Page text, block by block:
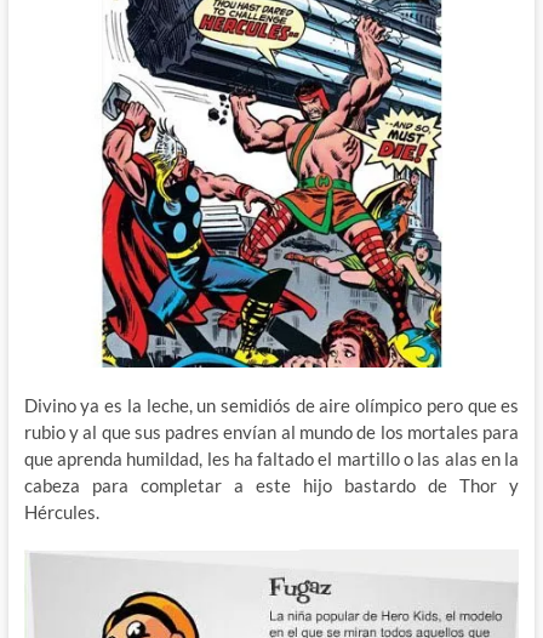
Divino ya es la leche, un semidiós de aire olímpico pero que es
rubio y al que sus padres envían al mundo de los mortales para
que aprenda humildad, les ha faltado el martillo o las alas en la
cabeza para completar a este hijo bastardo de Thor y
Hércules.